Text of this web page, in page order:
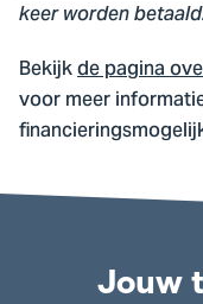
keer worden
Bekijkde pagina
voor meer
Jouw